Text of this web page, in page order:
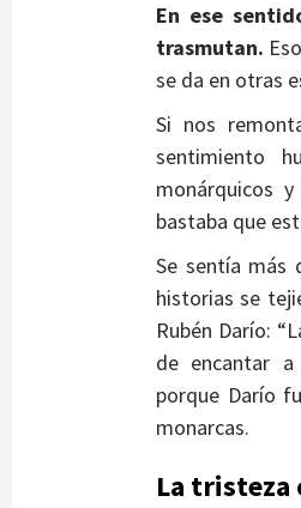
En ese
trasmutan.
se da en otras
Si nos
sentimiento
monárquicos
bastaba que
Se sentía más
historias se
Rubén Darío:
de encantar a
porque Darío
monarcas.
La tristeza